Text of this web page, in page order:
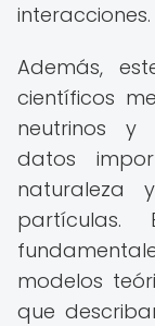
interacciones.
Además,
científicos
neutrinos y
datos
naturaleza
partículas.
modelos
que